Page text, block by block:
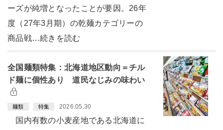
ーズが純増となったことが要因。26年
度（27年3月期）の乾麺カテゴリーの
商品戦…続きを読む
全国麺類特集：北海道地区動向＝チル
ド麺に個性あり 道民なじみの味わい
麺類 特集 2026.05.30
国内有数の小麦産地である北海道に